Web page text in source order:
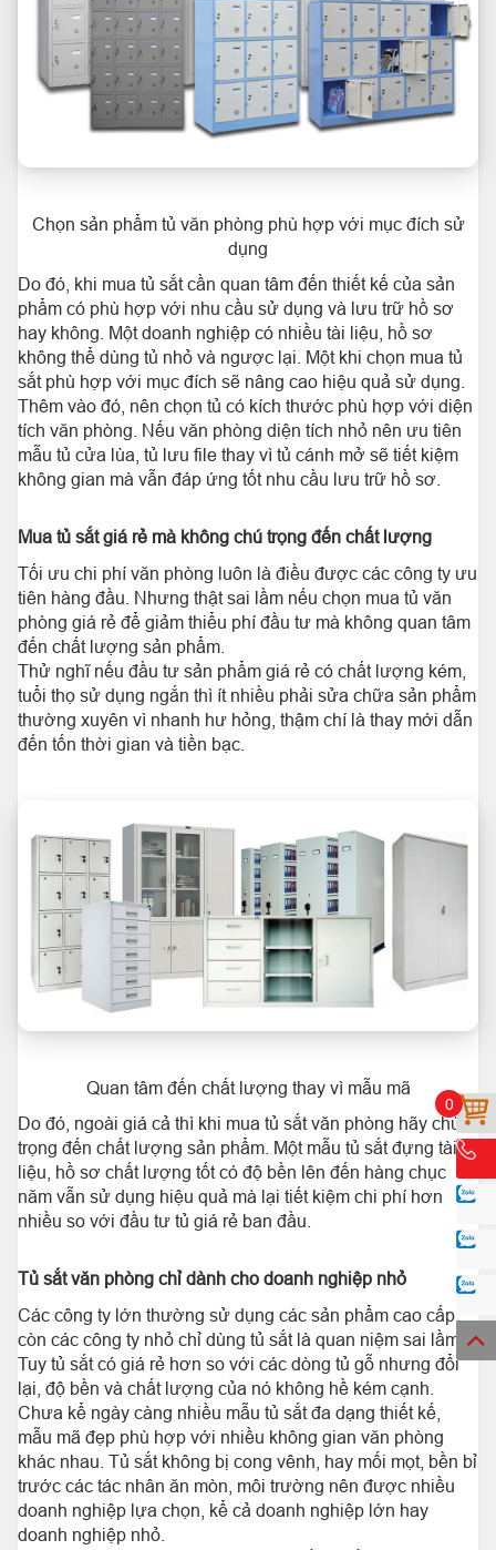
0
Chọn sản phẩm tủ văn phòng phù hợp với mục đích sử
dụng
Do đó, khi mua tủ sắt cần quan tâm đến thiết kế của sản
phẩm có phù hợp với nhu cầu sử dụng và lưu trữ hồ sơ
hay không. Một doanh nghiệp có nhiều tài liệu, hồ sơ
không thể dùng tủ nhỏ và ngược lại. Một khi chọn mua tủ
sắt phù hợp với mục đích sẽ nâng cao hiệu quả sử dụng.
Thêm vào đó, nên chọn tủ có kích thước phù hợp với diện
tích văn phòng. Nếu văn phòng diện tích nhỏ nên ưu tiên
mẫu tủ cửa lùa, tủ lưu file thay vì tủ cánh mở sẽ tiết kiệm
không gian mà vẫn đáp ứng tốt nhu cầu lưu trữ hồ sơ.
Mua tủ sắt giá rẻ mà không chú trọng đến chất lượng
Tối ưu chi phí văn phòng luôn là điều được các công ty ưu
tiên hàng đầu. Nhưng thật sai lầm nếu chọn mua tủ văn
phòng giá rẻ để giảm thiểu phí đầu tư mà không quan tâm
đến chất lượng sản phẩm.
Thử nghĩ nếu đầu tư sản phẩm giá rẻ có chất lượng kém,
tuổi thọ sử dụng ngắn thì ít nhiều phải sửa chữa sản phẩm
thường xuyên vì nhanh hư hỏng, thậm chí là thay mới dẫn
đến tốn thời gian và tiền bạc.
Quan tâm đến chất lượng thay vì mẫu mã
Do đó, ngoài giá cả thì khi mua tủ sắt văn phòng hãy chú
trọng đến chất lượng sản phẩm. Một mẫu tủ sắt đựng tài
liệu, hồ sơ chất lượng tốt có độ bền lên đến hàng chục
năm vẫn sử dụng hiệu quả mà lại tiết kiệm chi phí hơn
nhiều so với đầu tư tủ giá rẻ ban đầu.
Tủ sắt văn phòng chỉ dành cho doanh nghiệp nhỏ
Các công ty lớn thường sử dụng các sản phẩm cao cấp,
còn các công ty nhỏ chỉ dùng tủ sắt là quan niệm sai lầm.
Tuy tủ sắt có giá rẻ hơn so với các dòng tủ gỗ nhưng đổi
lại, độ bền và chất lượng của nó không hề kém cạnh.
Chưa kể ngày càng nhiều mẫu tủ sắt đa dạng thiết kế,
mẫu mã đẹp phù hợp với nhiều không gian văn phòng
khác nhau. Tủ sắt không bị cong vênh, hay mối mọt, bền bỉ
trước các tác nhân ăn mòn, môi trường nên được nhiều
doanh nghiệp lựa chọn, kể cả doanh nghiệp lớn hay
doanh nghiệp nhỏ.